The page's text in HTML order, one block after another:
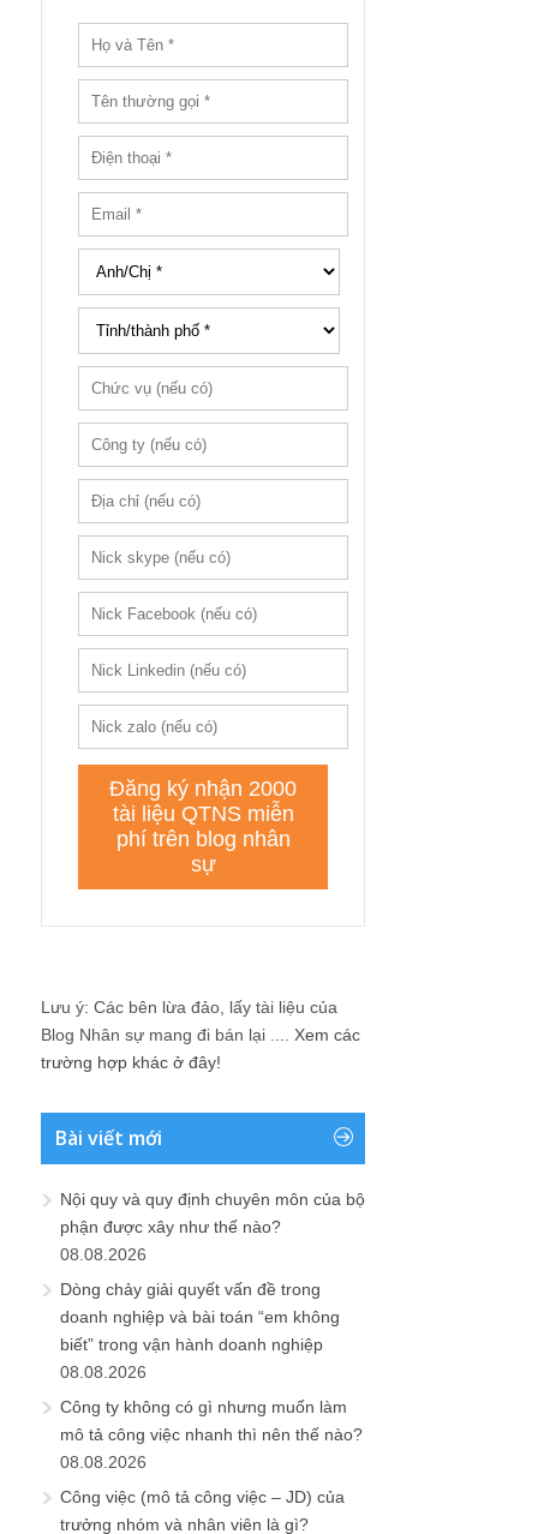
Lưu ý: Các bên lừa đảo, lấy tài liệu của
Blog Nhân sự mang đi bán lại .... Xem các
trường hợp khác ở đây!
Bài viết mới
Nội quy và quy định chuyên môn của bộ
phận được xây như thế nào?
08.08.2026
Dòng chảy giải quyết vấn đề trong
doanh nghiệp và bài toán “em không
biết” trong vận hành doanh nghiệp
08.08.2026
Công ty không có gì nhưng muốn làm
mô tả công việc nhanh thì nên thế nào?
08.08.2026
Công việc (mô tả công việc – JD) của
trưởng nhóm và nhân viên là gì?